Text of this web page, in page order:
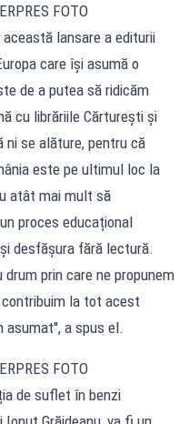
FOTO
lansare a editurii
care își asumă o
de a putea să ridicăm
cu librăriile Cărturești și
se alăture, pentru că
este pe ultimul loc la
atât mai mult să
proces educațional
desfășura fără lectură.
prin care ne propunem
la tot acest
asumat'', a spus el.
FOTO
de suflet în benzi